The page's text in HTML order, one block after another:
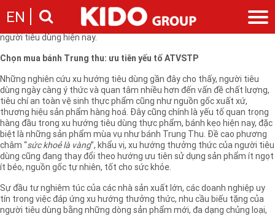
EN
Giới thiệu
Chặng đường
Cam kết của KIDO
Nhà sáng lập
Ngành hàng
Ngành dầu
Ngành gia vị
Ngành bánh
Tin tức
Tin tức & sự kiện
Thông cáo báo chí của tập đoàn
Nhà đầu tư
Thông điệp
Ban điều hành
Báo cáo
Thông tin cổ phần
Các công ty thành viên
Liên hệ
Nghề nghiệp
Giới thiệu
Nhu cầu tuyển dụng
Thị trường bánh trung thu năm nay rất đa dạng về chủng loại, hương
vị, nhãn hiệu… Làm sao để chọn được sản phẩm chất lượng, phù hợp
khẩu vị, sở thích và tốt cho sức khỏe là mối quan tâm hàng đầu của
người tiêu dùng hiện nay.
Chọn mua bánh Trung thu: ưu tiên yếu tố ATVSTP
Những nghiên cứu xu hướng tiêu dùng gần đây cho thấy, người tiêu
dùng ngày càng ý thức và quan tâm nhiều hơn đến vấn đề chất lượng,
tiêu chí an toàn vệ sinh thực phẩm cũng như nguồn gốc xuất xứ,
thương hiệu sản phẩm hàng hoá. Đây cũng chính là yếu tố quan trọng
hàng đầu trong xu hướng tiêu dùng thực phẩm, bánh kẹo hiện nay, đặc
biệt là những sản phẩm mùa vụ như bánh Trung Thu. Đề cao phương
châm “sức khoẻ là vàng”, khẩu vị, xu hướng thưởng thức của người tiêu
dùng cũng đang thay đổi theo hướng ưu tiên sử dụng sản phẩm ít ngọt
ít béo, nguồn gốc tự nhiên, tốt cho sức khỏe.
Sự đầu tư nghiêm túc của các nhà sản xuất lớn, các doanh nghiệp uy
tín trong việc đáp ứng xu hướng thưởng thức, nhu cầu biếu tặng của
người tiêu dùng bằng những dòng sản phẩm mới, đa dạng chủng loại,